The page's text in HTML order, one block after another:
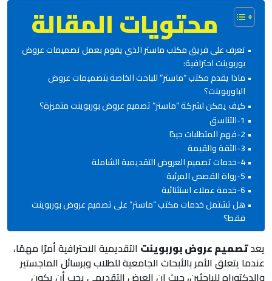
محتويات المقالة
تعرف على فريق مكتب ماستر الذي يقوم بعمل تصميمات عروض
بوربوينت احترافية:
ماذا يقدم مكتب “ماستر” للباحث الخاصة بتصميمات عروض
الباوربوينت؟
كيف يمكن لشركة “ماستر” تصميم عروض بوربوينت متميزة؟
1-التناسق
2-فهم المتطلبات جيدًا
3-الثقة والقيمة
4-خدمات تصميم العروض التقديمية الشاملة
5-رواة القصص المرئية
6-خدمة عملاء استثنائية
هل تشتمل خدمات مكتب “ماستر” على تصميم عروض بوربوينت
فقط؟
يعدتصميم عروض بوربوينت التقديمية الاحترافية أمرًا مهمًا،
عندما يتعلق الأمر بالأبحاث الجامعية للطلاب وبرسائل الماجستير
والدكتوراه للباحثين، حيث إن العرض التقديمي يجب أن يكون